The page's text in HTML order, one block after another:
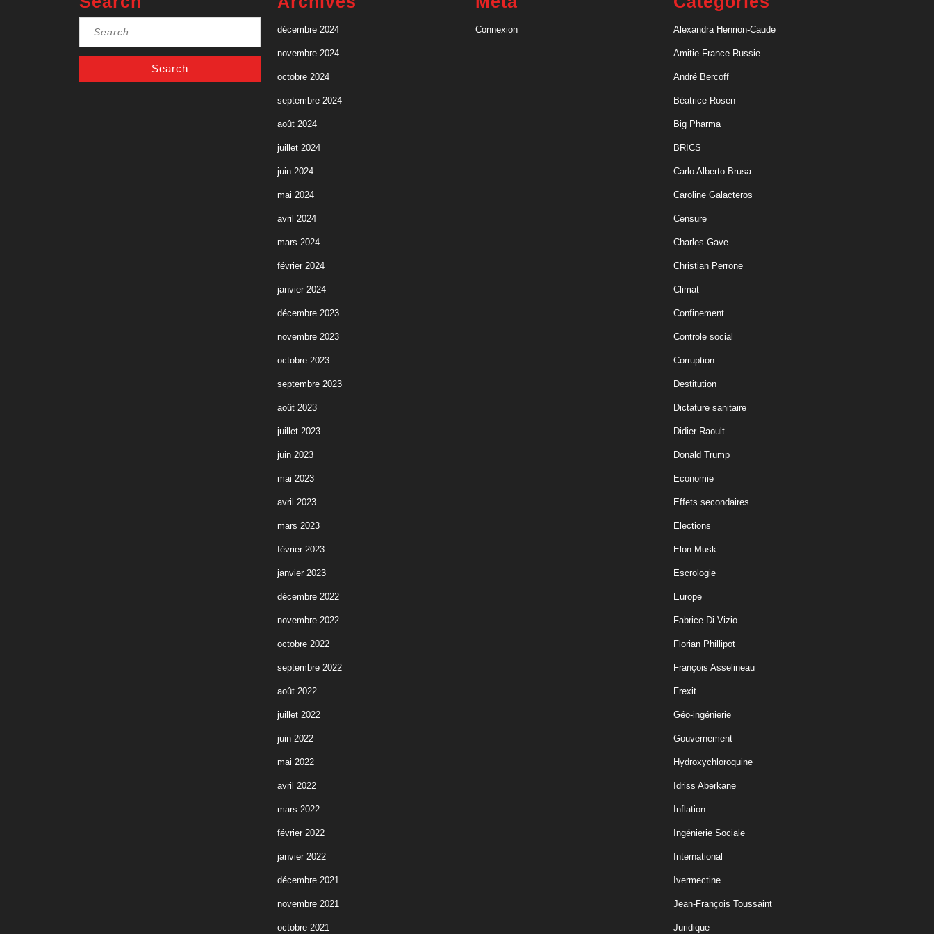
décembre 2024
novembre 2024
octobre 2024
septembre 2024
août 2024
juillet 2024
juin 2024
mai 2024
avril 2024
mars 2024
février 2024
janvier 2024
décembre 2023
novembre 2023
octobre 2023
septembre 2023
août 2023
juillet 2023
juin 2023
mai 2023
avril 2023
mars 2023
février 2023
janvier 2023
décembre 2022
novembre 2022
octobre 2022
septembre 2022
août 2022
juillet 2022
juin 2022
mai 2022
avril 2022
mars 2022
février 2022
janvier 2022
décembre 2021
novembre 2021
octobre 2021
Connexion Alexandra Henrion-Caude
Amitie France Russie
André Bercoff
Béatrice Rosen
Big Pharma
BRICS
Carlo Alberto Brusa
Caroline Galacteros
Censure
Charles Gave
Christian Perrone
Climat
Confinement
Controle social
Corruption
Destitution
Dictature sanitaire
Didier Raoult
Donald Trump
Economie
Effets secondaires
Elections
Elon Musk
Escrologie
Europe
Fabrice Di Vizio
Florian Phillipot
François Asselineau
Frexit
Géo-ingénierie
Gouvernement
Hydroxychloroquine
Idriss Aberkane
Inflation
Ingénierie Sociale
International
Ivermectine
Jean-François Toussaint
Juridique